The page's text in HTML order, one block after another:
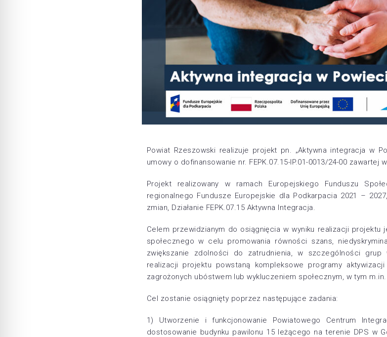
Powiat Rzeszowski realizuje projekt pn. „Aktywna integracja w
umowy o dofinansowanie nr. FEPK.07.15-IP.01-0013/24-00 zawartej
Projekt realizowany w ramach Europejskiego Funduszu
regionalnego Fundusze Europejskie dla Podkarpacia 2021 –
zmian, Działanie FEPK.07.15 Aktywna Integracja.
Celem przewidzianym do osiągnięcia w wyniku realizacji projektu
społecznego w celu promowania równości szans,
zwiększanie zdolności do zatrudnienia, w szczególności grup
realizacji projektu powstaną kompleksowe programy
zagrożonych ubóstwem lub wykluczeniem społecznym, w tym
Cel zostanie osiągnięty poprzez następujące zadania:
1) Utworzenie i funkcjonowanie Powiatowego Centrum
dostosowanie budynku pawilonu 15 leżącego na terenie DPS w